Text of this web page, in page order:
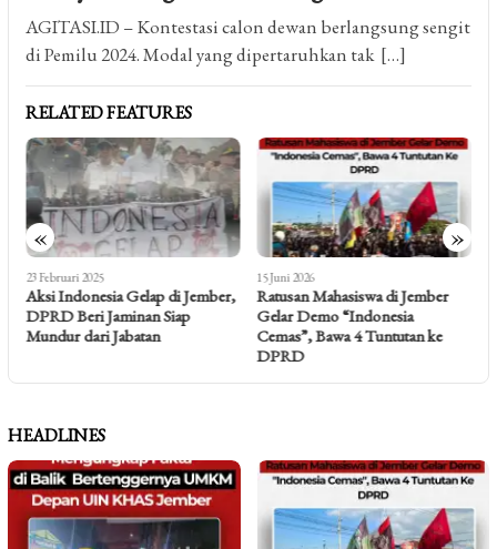
AGITASI.ID – Kontestasi calon dewan berlangsung sengit
di Pemilu 2024. Modal yang dipertaruhkan tak […]
RELATED FEATURES
« »
23 Februari 2025
Aksi Indonesia Gelap di Jember,
DPRD Beri Jaminan Siap
Mundur dari Jabatan
15 Juni 2026
Ratusan Mahasiswa di Jember
Gelar Demo “Indonesia
Cemas”, Bawa 4 Tuntutan ke
DPRD
HEADLINES